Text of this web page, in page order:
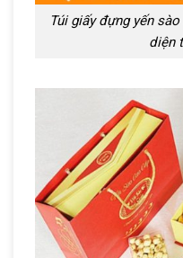
Túi giấy đựng yến
diện